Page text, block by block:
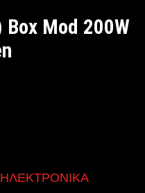
Box Mod 200W
ΗΛΕΚΤΡΟΝΙΚΑ